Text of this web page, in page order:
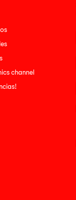
channel